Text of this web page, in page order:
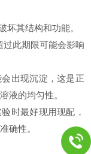
其结构和功能。
此期限可能会影响
出现沉淀，这是正
液的均匀性。
时最好现用现配，
确性。